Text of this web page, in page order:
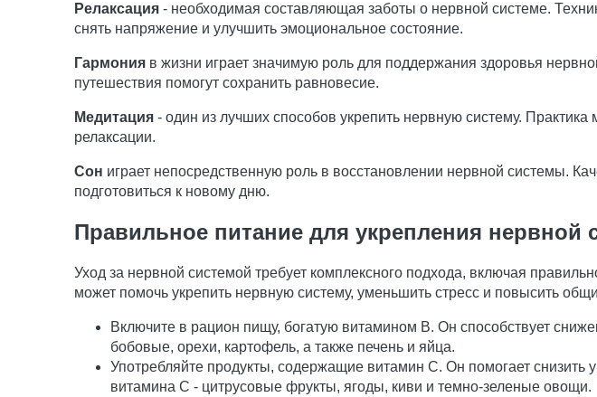
Релаксация - необходимая составляющая заботы о нервной системе.
снять напряжение и улучшить эмоциональное состояние.
Гармония в жизни играет значимую роль для поддержания здоровья
путешествия помогут сохранить равновесие.
Медитация - один из лучших способов укрепить нервную систему.
релаксации.
Сон играет непосредственную роль в восстановлении нервной системы.
подготовиться к новому дню.
Правильное питание для укрепления нервной
Уход за нервной системой требует комплексного подхода, включая
может помочь укрепить нервную систему, уменьшить стресс и повысить
Включите в рацион пищу, богатую витамином B. Он способствует
бобовые, орехи, картофель, а также печень и яйца.
Употребляйте продукты, содержащие витамин C. Он помогает
витамина C - цитрусовые фрукты, ягоды, киви и темно-зеленые овощи.